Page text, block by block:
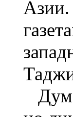
Азии.